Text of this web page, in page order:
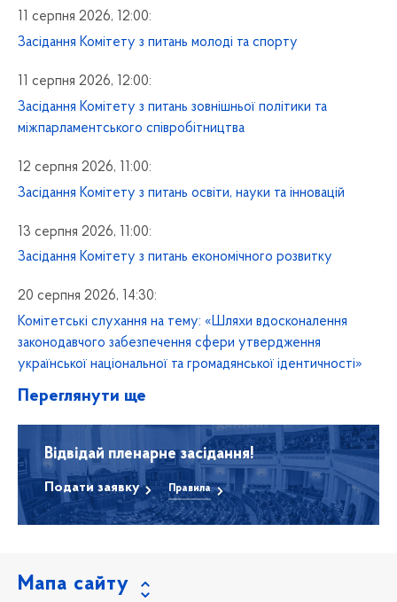
11 серпня 2026, 12:00:
Засідання Комітету з питань молоді та спорту
11 серпня 2026, 12:00:
Засідання Комітету з питань зовнішньої політики та
міжпарламентського співробітництва
12 серпня 2026, 11:00:
Засідання Комітету з питань освіти, науки та інновацій
13 серпня 2026, 11:00:
Засідання Комітету з питань економічного розвитку
20 серпня 2026, 14:30:
Комітетські слухання на тему: «Шляхи вдосконалення
законодавчого забезпечення сфери утвердження
української національної та громадянської ідентичності»
Переглянути ще
Відвідай пленарне засідання!
Подати заявку Правила
Мапа сайту